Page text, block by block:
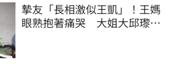
摯友「長相激似王凱」！王媽
眼熟抱著痛哭 大姐大邱瓈寬